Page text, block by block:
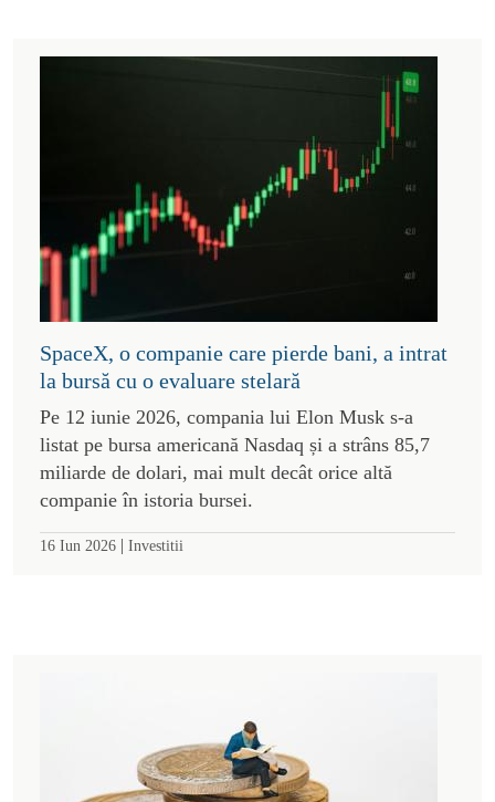
SpaceX, o companie care pierde bani, a intrat
la bursă cu o evaluare stelară
Pe 12 iunie 2026, compania lui Elon Musk s-a
listat pe bursa americană Nasdaq și a strâns 85,7
miliarde de dolari, mai mult decât orice altă
companie în istoria bursei.
16 Iun 2026 | Investitii